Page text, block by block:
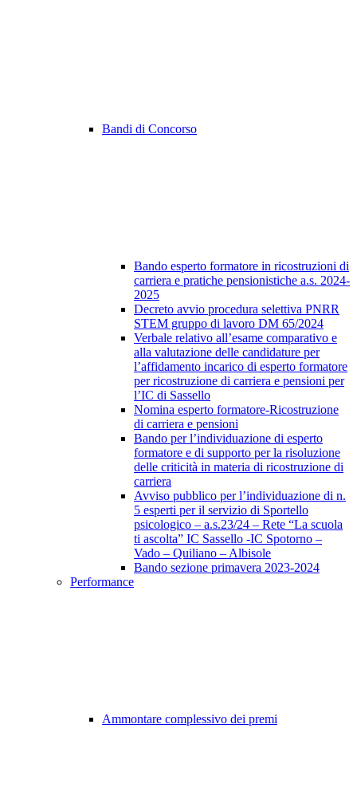
Bandi di Concorso
Bando esperto formatore in ricostruzioni di
carriera e pratiche pensionistiche a.s. 2024-
2025
Decreto avvio procedura selettiva PNRR
STEM gruppo di lavoro DM 65/2024
Verbale relativo all’esame comparativo e
alla valutazione delle candidature per
l’affidamento incarico di esperto formatore
per ricostruzione di carriera e pensioni per
l’IC di Sassello
Nomina esperto formatore-Ricostruzione
di carriera e pensioni
Bando per l’individuazione di esperto
formatore e di supporto per la risoluzione
delle criticità in materia di ricostruzione di
carriera
Avviso pubblico per l’individuazione di n.
5 esperti per il servizio di Sportello
psicologico – a.s.23/24 – Rete “La scuola
ti ascolta” IC Sassello -IC Spotorno –
Vado – Quiliano – Albisole
Bando sezione primavera 2023-2024
Performance
Ammontare complessivo dei premi